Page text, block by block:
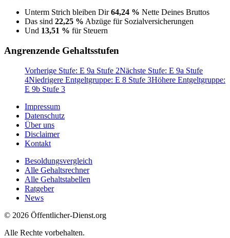
Unterm Strich bleiben Dir64,24 % Nette Deines Bruttos
Das sind 22,25 % Abzüge für Sozialversicherungen
Und 13,51 % für Steuern
Angrenzende Gehaltsstufen
Vorherige Stufe: E 9a Stufe 2Nächste Stufe: E 9a Stufe
4Niedrigere Entgeltgruppe: E 8 Stufe 3Höhere Entgeltgruppe:
E 9b Stufe 3
Impressum
Datenschutz
Über uns
Disclaimer
Kontakt
Besoldungsvergleich
Alle Gehaltsrechner
Alle Gehaltstabellen
Ratgeber
News
© 2026 Öffentlicher-Dienst.org
Alle Rechte vorbehalten.